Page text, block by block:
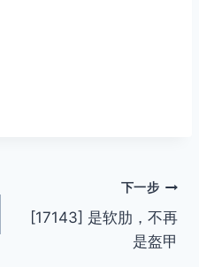
下一步
[17143] 是软肋，不再
是盔甲